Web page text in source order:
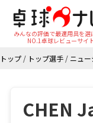
みんなの評価で最適用具を選
NO.1卓球レビューサイ
トップ / トップ選手 / ニュ
CHEN